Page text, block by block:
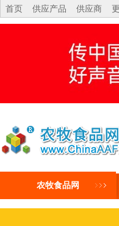
首页 供应产品 供应商
农牧食品网